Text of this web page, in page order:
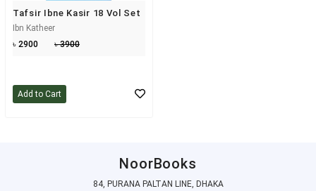
Tafsir Ibne Kasir 18 Vol Set
Ibn Katheer
৳ 2900
৳ 3900
Add to Cart
NoorBooks
84, PURANA PALTAN LINE, DHAKA